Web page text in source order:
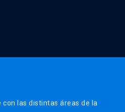
las distintas áreas de la